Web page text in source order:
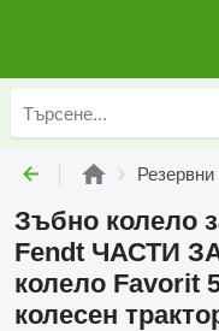
Резервни
Зъбно колело
Fendt ЧАСТИ
колело Favorit
колесен